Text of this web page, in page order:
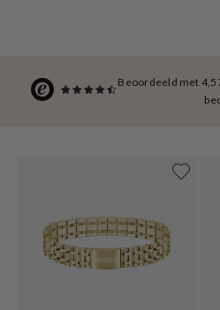
Beoordeeld met